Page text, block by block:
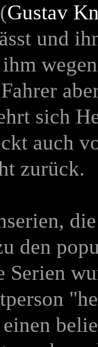
Gustav
und
sich
auch
zurück.
den
Serien